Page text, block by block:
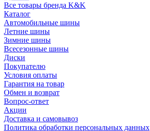
Все товары бренда K&K
Каталог
Автомобильные шины
Летние шины
Зимние шины
Всесезонные шины
Диски
Покупателю
Условия оплаты
Гарантия на товар
Обмен и возврат
Вопрос-ответ
Акции
Доставка и самовывоз
Политика обработки персональных данных